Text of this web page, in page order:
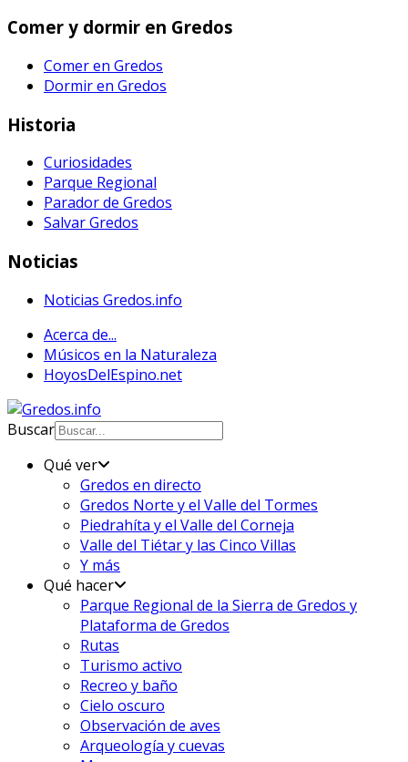
Comer y dormir en Gredos
Comer en Gredos
Dormir en Gredos
Historia
Curiosidades
Parque Regional
Parador de Gredos
Salvar Gredos
Noticias
Noticias Gredos.info
Acerca de...
Músicos en la Naturaleza
HoyosDelEspino.net
Buscar
Qué ver
Gredos en directo
Gredos Norte y el Valle del Tormes
Piedrahíta y el Valle del Corneja
Valle del Tiétar y las Cinco Villas
Y más
Qué hacer
Parque Regional de la Sierra de Gredos y
Plataforma de Gredos
Rutas
Turismo activo
Recreo y baño
Cielo oscuro
Observación de aves
Arqueología y cuevas